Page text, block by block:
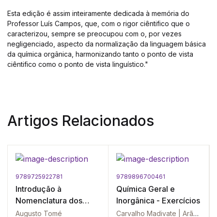
Esta edição é assim inteiramente dedicada à memória do
Professor Luís Campos, que, com o rigor ciêntifico que o
caracterizou, sempre se preocupou com o, por vezes
negligenciado, aspecto da normalização da linguagem básica
da química orgânica, harmonizando tanto o ponto de vista
ciêntifico como o ponto de vista linguístico."
Artigos Relacionados
9789725922781
Introdução à
Nomenclatura dos
Compostos Orgânicos
Augusto Tomé
9789896700461
Química Geral e
Inorgânica - Exercícios
Carvalho Madivate | Arão Manhique | Pedro Massinga Júnior | Hermínio Muiambo | Alcides Sitoe